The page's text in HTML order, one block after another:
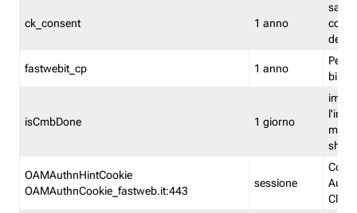
ck_consent 1 anno
salva
dei
fastwebit_cp 1 anno
isCmbDone 1 giorno
shp
OAMAuthnHintCookie
OAMAuthnCookie_fastweb.it:443
sessione